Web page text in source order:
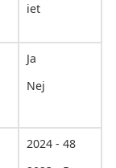
iet
Ja
Nej
2024 - 48